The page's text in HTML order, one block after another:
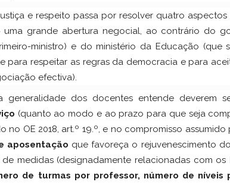
e respeito passa por resolver quatro aspectos
uma grande abertura negocial, ao contrário do
ministro) e do ministério da Educação (que
para respeitar as regras da democracia e para
efectiva).
dos docentes entende deverem
(quanto ao modo e ao prazo para que seja
OE 2018, art.º 19.º, e no compromisso
aposentação que favoreça o rejuvenescimento
medidas (designadamente relacionadas com os
de turmas por professor, número de níveis